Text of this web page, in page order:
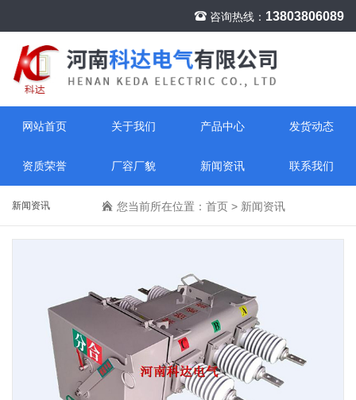
咨询热线： 13803806089
网站首页 关于我们 产品中心 发货动态
资质荣誉 厂容厂貌 新闻资讯 联系我们
新闻资讯 您当前所在位置： 首页 > 新闻资讯